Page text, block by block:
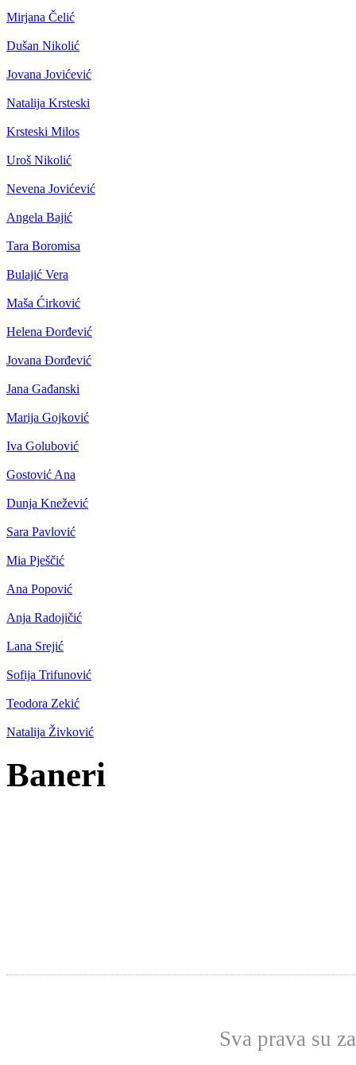
Mirjana Čelić
Dušan Nikolić
Jovana Jovićević
Natalija Krsteski
Krsteski Milos
Uroš Nikolić
Nevena Jovićević
Angela Bajić
Tara Boromisa
Bulajić Vera
Maša Ćirković
Helena Đorđević
Jovana Đorđević
Jana Gađanski
Marija Gojković
Iva Golubović
Gostović Ana
Dunja Knežević
Sara Pavlović
Mia Pješčić
Ana Popović
Anja Radojičić
Lana Srejić
Sofija Trifunović
Teodora Zekić
Natalija Živković
Baneri
Sva prava su